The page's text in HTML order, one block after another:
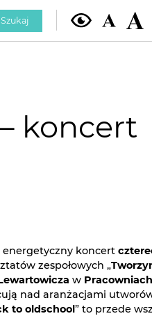
Szukaj
koncert
energetyczny koncert
zespołowych „
w
nad aranżacjami
to oldschool” to przede